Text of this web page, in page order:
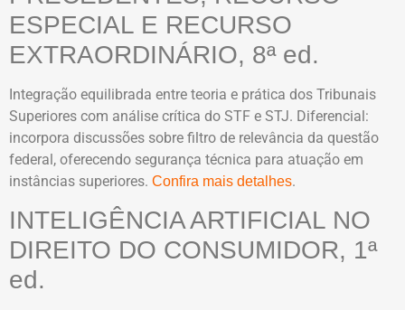
ESPECIAL E RECURSO
EXTRAORDINÁRIO, 8ª ed.
Integração equilibrada entre teoria e prática dos Tribunais
Superiores com análise crítica do STF e STJ. Diferencial:
incorpora discussões sobre filtro de relevância da questão
federal, oferecendo segurança técnica para atuação em
instâncias superiores. Confira mais detalhes.
INTELIGÊNCIA ARTIFICIAL NO
DIREITO DO CONSUMIDOR, 1ª
ed.